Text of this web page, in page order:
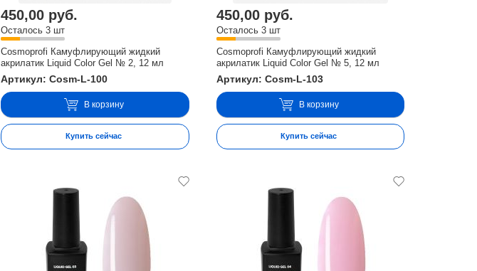
450,00 руб.
Осталось 3 шт
Cosmoprofi Камуфлирующий жидкий
акрилатик Liquid Color Gel № 2, 12 мл
Артикул: Cosm-L-100
В корзину
Купить сейчас
450,00 руб.
Осталось 3 шт
Cosmoprofi Камуфлирующий жидкий
акрилатик Liquid Color Gel № 5, 12 мл
Артикул: Cosm-L-103
В корзину
Купить сейчас